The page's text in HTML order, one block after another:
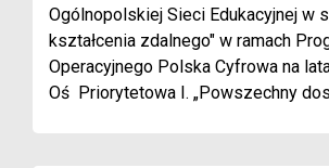
Ogólnopolskiej Sieci Edukacyjnej w
kształcenia zdalnego" w ramach
Operacyjnego Polska Cyfrowa na
Oś Priorytetowa I. „Powszechny